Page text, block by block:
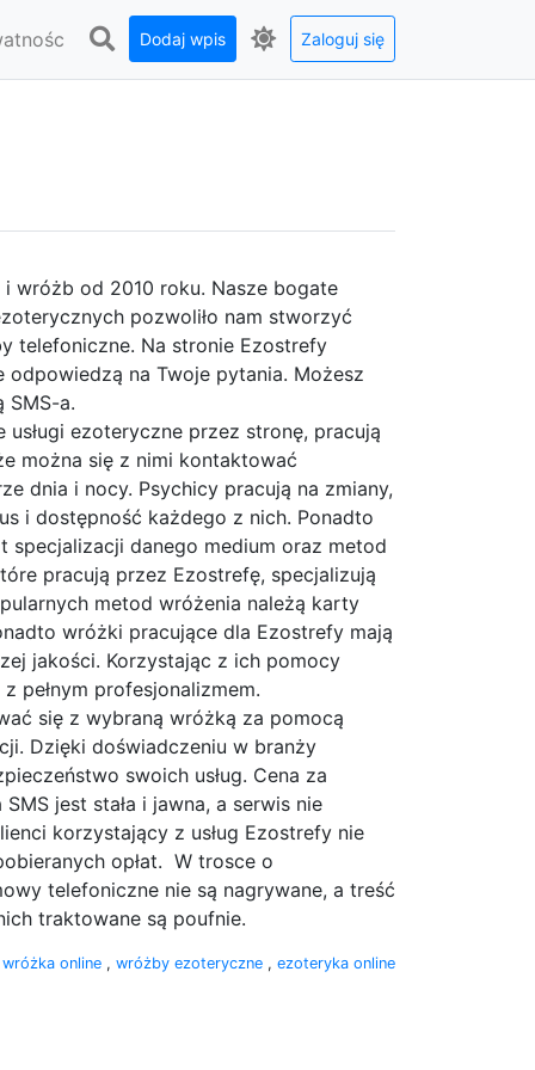
Dodaj wpis Zaloguj się
wróżb od 2010 roku. Nasze bogate
pozwoliło nam stworzyć
telefoniczne. Na stronie Ezostrefy
na Twoje pytania. Możesz
SMS-a.
ezoteryczne przez stronę, pracują
można się z nimi kontaktować
dnia i nocy. Psychicy pracują na zmiany,
i dostępność każdego z nich. Ponadto
specjalizacji danego medium oraz metod
pracują przez Ezostrefę, specjalizują
metod wróżenia należą karty
wróżki pracujące dla Ezostrefy mają
jakości. Korzystając z ich pomocy
pełnym profesjonalizmem.
się z wybraną wróżką za pomocą
Dzięki doświadczeniu w branży
swoich usług. Cena za
jest stała i jawna, a serwis nie
korzystający z usług Ezostrefy nie
opłat. W trosce o
telefoniczne nie są nagrywane, a treść
traktowane są poufnie.
wróżka online , wróżby ezoteryczne , ezoteryka online